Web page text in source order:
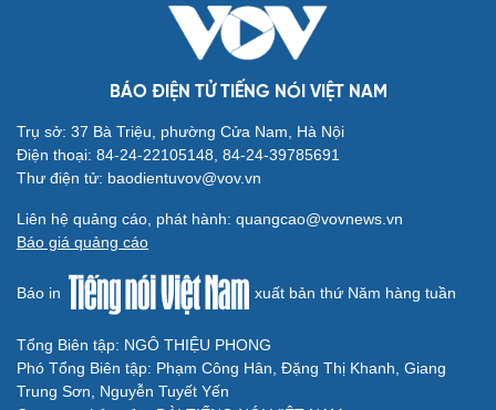
BÁO ĐIỆN TỬ TIẾNG NÓI VIỆT NAM
Trụ sở: 37 Bà Triệu, phường Cửa Nam, Hà Nội
Điện thoại: 84-24-22105148, 84-24-39785691
Thư điện tử: baodientuvov@vov.vn
Liên hệ quảng cáo, phát hành: quangcao@vovnews.vn
Báo giá quảng cáo
Báo in xuất bản thứ Năm hàng tuần
Tổng Biên tập: NGÔ THIỆU PHONG
Phó Tổng Biên tập: Phạm Công Hân, Đặng Thị Khanh, Giang
Trung Sơn, Nguyễn Tuyết Yến